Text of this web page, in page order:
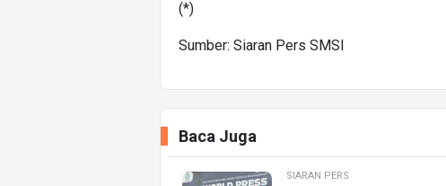
(*)
Sumber: Siaran Pers SMSI
Baca Juga
SIARAN PERS